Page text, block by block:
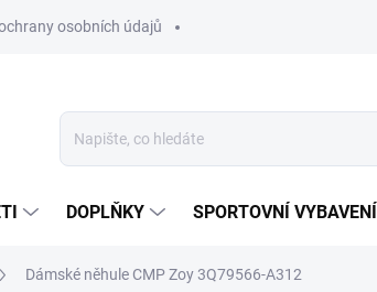
osobních údajů
DOPLŇKY SPORTOVNÍ VYBAVENÍ
Dámské něhule CMP Zoy 3Q79566-A312